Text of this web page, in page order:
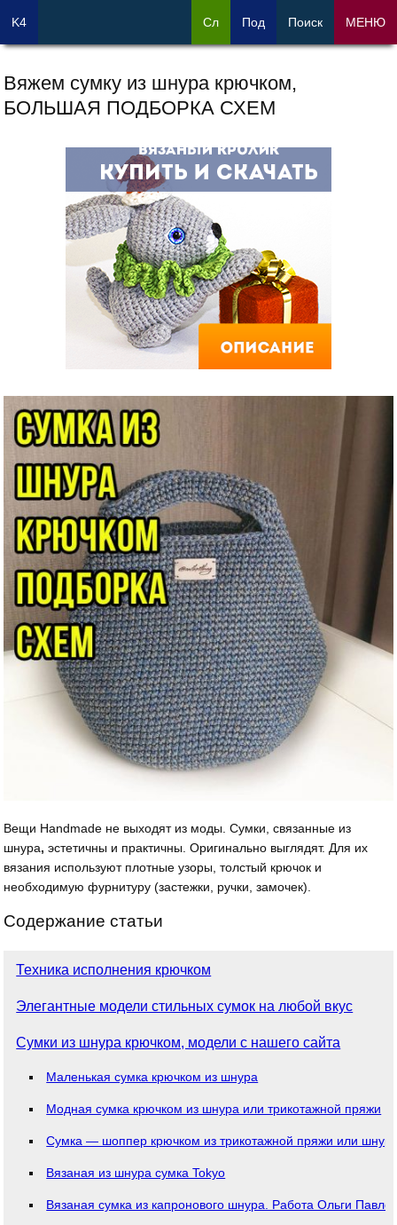
Вяжем сумку из шнура крючком,
БОЛЬШАЯ ПОДБОРКА СХЕМ
Вещи Handmade не выходят из моды. Сумки, связанные из
шнура,эстетичны и практичны. Оригинально выглядят. Для их
вязания используют плотные узоры, толстый крючок и
необходимую фурнитуру (застежки, ручки, замочек).
Содержание статьи
Техника исполнения крючком
Элегантные модели стильных сумок на любой вкус
Сумки из шнура крючком, модели с нашего сайта
Маленькая сумка крючком из шнура
Модная сумка крючком из шнура или трикотажной пряжи
Сумка — шоппер крючком из трикотажной пряжи или
Вязаная из шнура сумка Tokyo
Вязаная сумка из капронового шнура. Работа Ольги
K4 Сл Под Поиск МЕНЮ